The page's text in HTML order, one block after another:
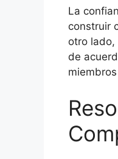
La
construir
otro lado,
de